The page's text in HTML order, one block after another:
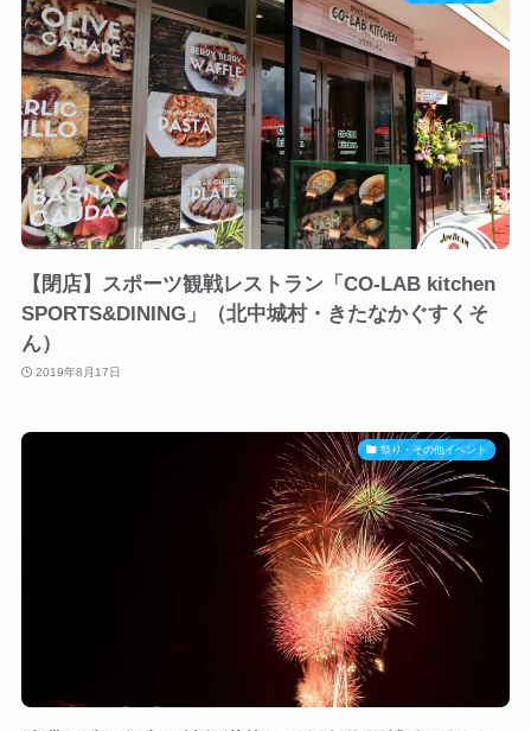
【閉店】スポーツ観戦レストラン「CO-LAB kitchen
SPORTS&DINING」（北中城村・きたなかぐすくそ
ん）
2019年8月17日
祭り・その他イベント